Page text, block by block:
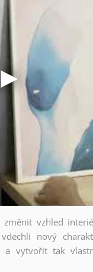
vzhled
nový
a vytvořit tak